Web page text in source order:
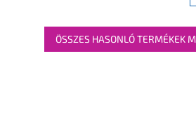
ÖSSZES HASONLÓ TERMÉKEK